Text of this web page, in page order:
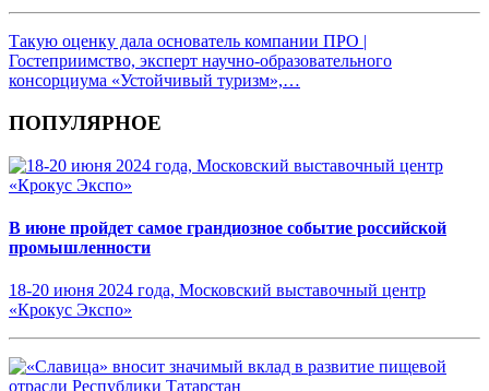
Такую оценку дала основатель компании ПРО |
Гостеприимство, эксперт научно-образовательного
консорциума «Устойчивый туризм»,…
ПОПУЛЯРНОЕ
В июне пройдет самое грандиозное событие российской
промышленности
18-20 июня 2024 года, Московский выставочный центр
«Крокус Экспо»